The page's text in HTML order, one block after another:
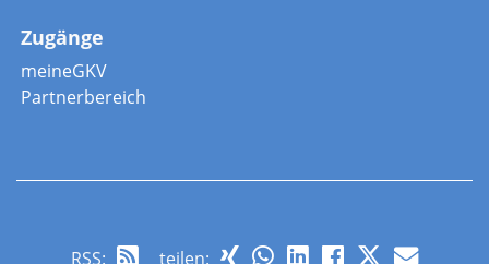
Zugänge
meineGKV
Partnerbereich
RSS: teilen: